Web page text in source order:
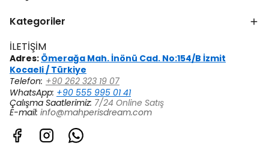
Kategoriler
İLETİŞİM
Adres: Ömerağa Mah. İnönü Cad. No:154/B İzmit
Kocaeli / Türkiye
Telefon: +90 262 323 19 07
WhatsApp: +90 555 995 01 41
Çalışma Saatlerimiz: 7/24 Online Satış
E-mail: info@mahperisdream.com